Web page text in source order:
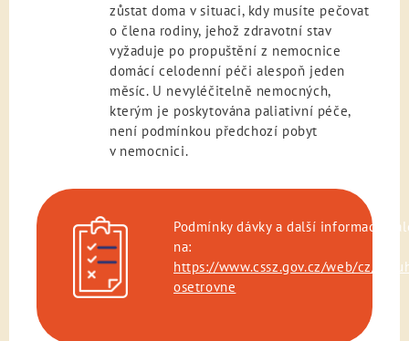
zůstat doma v situaci, kdy musíte pečovat
o člena rodiny, jehož zdravotní stav
vyžaduje po propuštění z nemocnice
domácí celodenní péči alespoň jeden
měsíc. U nevyléčitelně nemocných,
kterým je poskytována paliativní péče,
není podmínkou předchozí pobyt
v nemocnici.
Podmínky dávky a další informace
na:
https://www.cssz.gov.cz/web/cz/
osetrovne